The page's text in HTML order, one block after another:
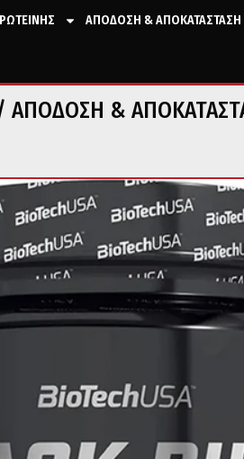
ΑΠΟΔΟΣΗ & ΑΠΟΚΑΤΑΣΤΑΣΗ
ΑΠΟΔΟΣΗ &